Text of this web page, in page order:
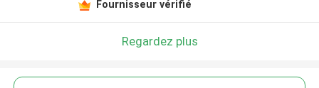
Fournisseur vérifié
Regardez plus